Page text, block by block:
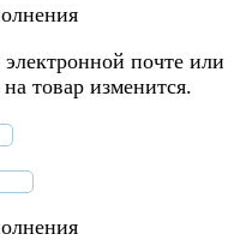
почте или
товар изменится.